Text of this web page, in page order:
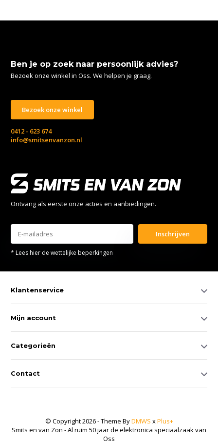
Ben je op zoek naar persoonlijk advies?
Bezoek onze winkel in Oss. We helpen je graag.
Bezoek onze winkel
0412 - 623 674
info@smitsenvanzon.nl
Ontvang als eerste onze acties en aanbiedingen.
Inschrijven
* Lees hier de wettelijke beperkingen
Klantenservice
Mijn account
Categorieën
Contact
© Copyright 2026 - Theme ByDMWS xPlus+
Smits en van Zon - Al ruim 50 jaar de elektronica speciaalzaak van
Oss